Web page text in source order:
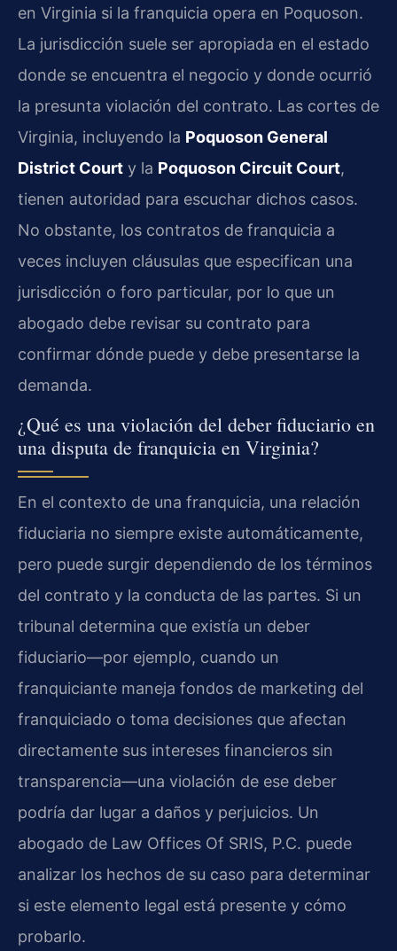
en Virginia si la franquicia opera en Poquoson.
La jurisdicción suele ser apropiada en el estado
donde se encuentra el negocio y donde ocurrió
la presunta violación del contrato. Las cortes de
Virginia, incluyendo la Poquoson General
District Court y la Poquoson Circuit Court,
tienen autoridad para escuchar dichos casos.
No obstante, los contratos de franquicia a
veces incluyen cláusulas que especifican una
jurisdicción o foro particular, por lo que un
abogado debe revisar su contrato para
confirmar dónde puede y debe presentarse la
demanda.
¿Qué es una violación del deber fiduciario en
una disputa de franquicia en Virginia?
En el contexto de una franquicia, una relación
fiduciaria no siempre existe automáticamente,
pero puede surgir dependiendo de los términos
del contrato y la conducta de las partes. Si un
tribunal determina que existía un deber
fiduciario—por ejemplo, cuando un
franquiciante maneja fondos de marketing del
franquiciado o toma decisiones que afectan
directamente sus intereses financieros sin
transparencia—una violación de ese deber
podría dar lugar a daños y perjuicios. Un
abogado de Law Offices Of SRIS, P.C. puede
analizar los hechos de su caso para determinar
si este elemento legal está presente y cómo
probarlo.